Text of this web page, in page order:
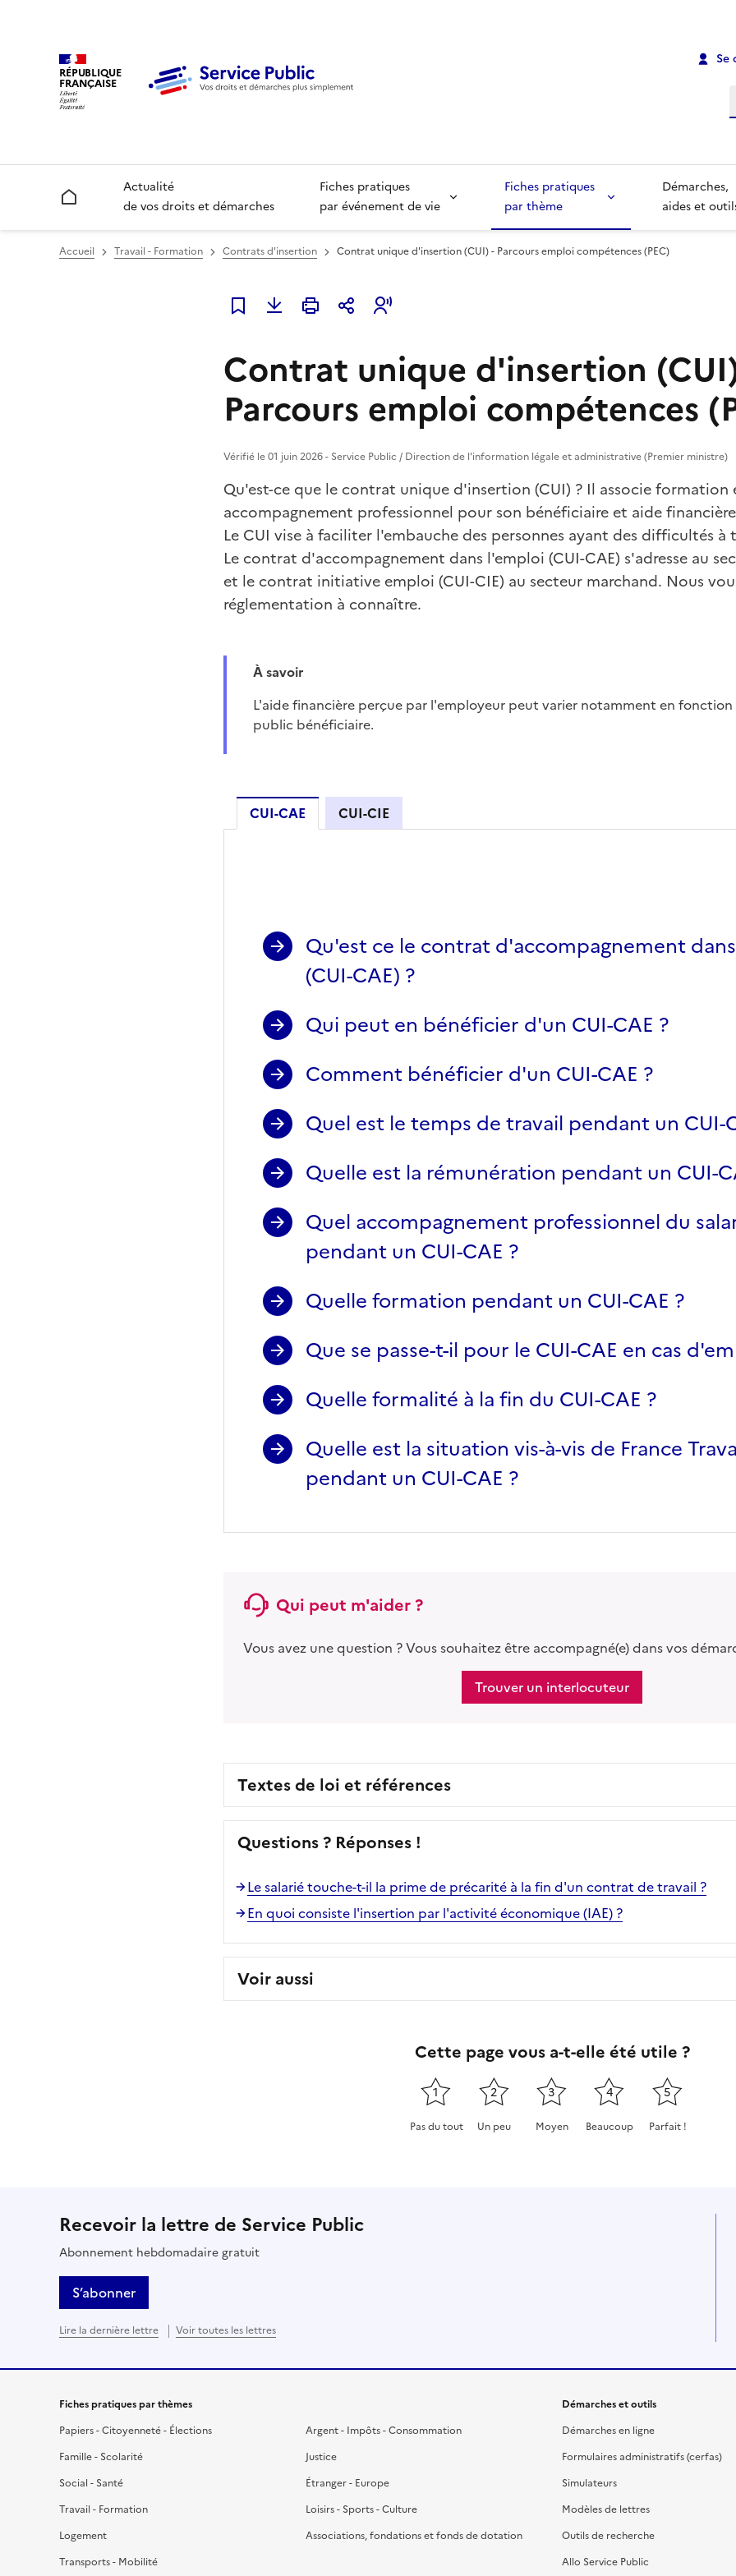
RÉPUBLIQUE
FRANÇAISE
Se
Accueil
Actualité
de vos droits et démarches
Fiches pratiques
par événement de vie
Fiches pratiques
par thème
Démarches,
aides et
Accueil Travail - Formation Contrats d'insertion Contrat unique d'insertion (CUI) - Parcours emploi compétences (PEC)
Ajouter à mes favoris
Contrat unique d'insertion
Parcours emploi compétences
Vérifié le 01 juin 2026 - Service Public / Direction de l'information légale et administrative (Premier ministre)
Qu'est-ce que le contrat unique d'insertion (CUI) ? Il associe formation
accompagnement professionnel pour son bénéficiaire et aide
Le CUI vise à faciliter l'embauche des personnes ayant des difficultés
Le contrat d'accompagnement dans l'emploi (CUI-CAE) s'adresse au
et le contrat initiative emploi (CUI-CIE) au secteur marchand. Nous
réglementation à connaître.
À savoir
L'aide financière perçue par l'employeur peut varier notamment en fonction de la région et du
public bénéficiaire.
CUI-CAE CUI-CIE
Qu'est ce le contrat d'accompagnement
(CUI-CAE) ?
Qui peut en bénéficier d'un CUI-CAE ?
Comment bénéficier d'un CUI-CAE ?
Quel est le temps de travail pendant un CUI-
Quelle est la rémunération pendant un CUI-
Quel accompagnement professionnel du
pendant un CUI-CAE ?
Quelle formation pendant un CUI-CAE ?
Que se passe-t-il pour le CUI-CAE en cas
Quelle formalité à la fin du CUI-CAE ?
Quelle est la situation vis-à-vis de France
pendant un CUI-CAE ?
Qui peut m'aider ?
Vous avez une question ? Vous souhaitez être accompagné(e) dans vos
Trouver un interlocuteur
Textes de loi et références
Questions ? Réponses !
Le salarié touche-t-il la prime de précarité à la fin d'un contrat de travail ?
En quoi consiste l'insertion par l'activité économique (IAE) ?
Voir aussi
Cette page vous a-t-elle été utile ?
1
Pas du tout
2
Un peu
3
Moyen
4
Beaucoup
5
Parfait !
Recevoir la lettre de Service Public
Abonnement hebdomadaire gratuit
S’abonner
Lire la dernière lettre Voir toutes les lettres
Fiches pratiques par thèmes
Papiers - Citoyenneté - Élections
Famille - Scolarité
Social - Santé
Travail - Formation
Logement
Transports - Mobilité
Argent - Impôts - Consommation
Justice
Étranger - Europe
Loisirs - Sports - Culture
Associations, fondations et fonds de dotation
Démarches et outils
Démarches en ligne
Formulaires administratifs (cerfas)
Simulateurs
Modèles de lettres
Outils de recherche
Allo Service Public